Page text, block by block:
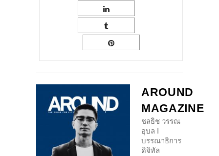
AROUND
MAGAZINE
ชลธิช วรรณ
อุบล I
บรรณาธิการ
ดิจิทัล